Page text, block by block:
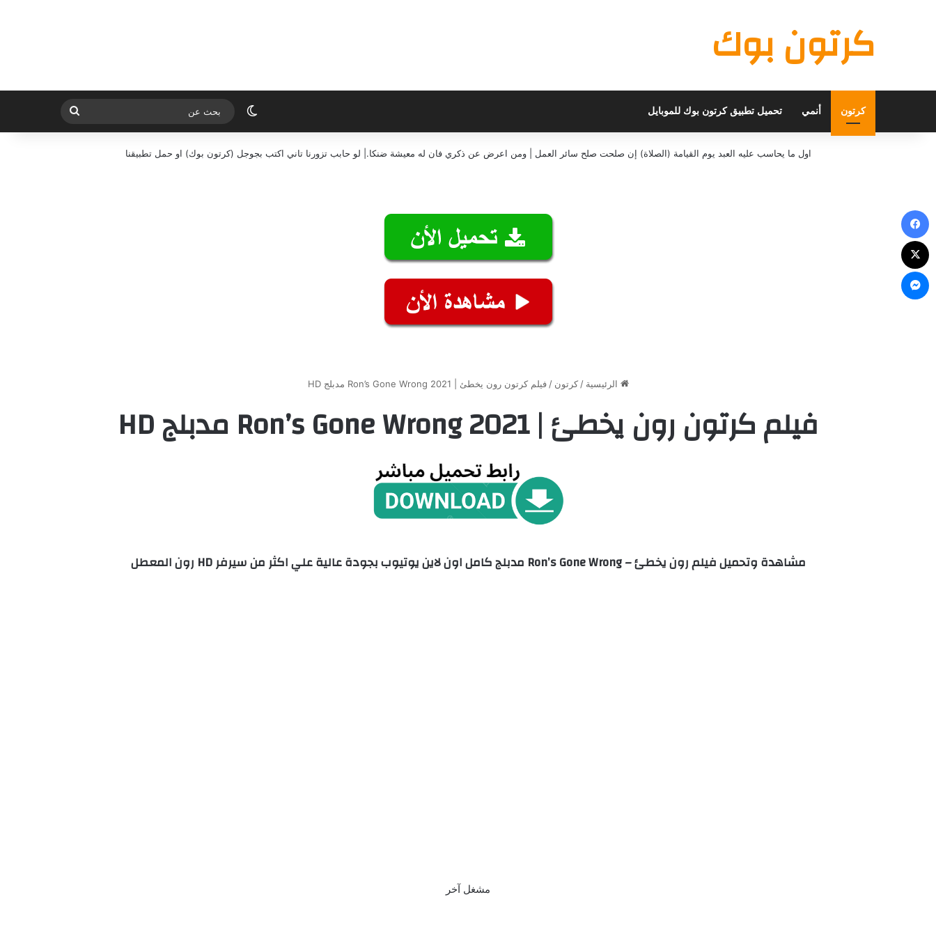
كرتون بوك
كرتون أنمي تحميل تطبيق كرتون بوك للموبايل الوضع المظلم
بحث
عن
اول ما يحاسب عليه العبد يوم القيامة (الصلاة) إن صلحت صلح سائر العمل | ومن اعرض عن ذكري فان له معيشة ضنكا.| لو حابب تزورنا تاني اكتب بجوجل (كرتون بوك) او حمل تطبيقنا
الرئيسية / كرتون / فيلم كرتون رون يخطئ | Ron’s Gone Wrong 2021 مدبلج HD
فيلم كرتون رون يخطئ | Ron’s Gone Wrong 2021 مدبلج HD
مشاهدة وتحميل فيلم رون يخطئ – Ron’s Gone Wrong مدبلج كامل اون لاين يوتيوب بجودة عالية علي اكثر من سيرفر HD رون المعطل
مشغل آخر